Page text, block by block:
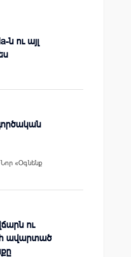
ն ու այլ
Նոր «Օգնենք
ու
ավարտած